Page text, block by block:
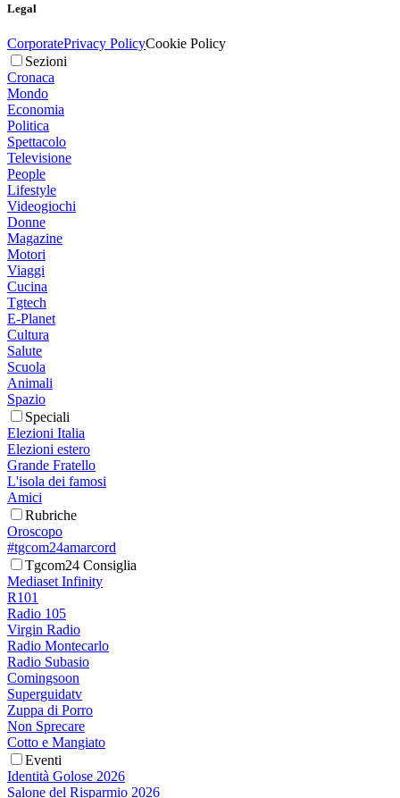
Legal
CorporatePrivacy PolicyCookie Policy
Sezioni
Cronaca
Mondo
Economia
Politica
Spettacolo
Televisione
People
Lifestyle
Videogiochi
Donne
Magazine
Motori
Viaggi
Cucina
Tgtech
E-Planet
Cultura
Salute
Scuola
Animali
Spazio
Speciali
Elezioni Italia
Elezioni estero
Grande Fratello
L'isola dei famosi
Amici
Rubriche
Oroscopo
#tgcom24amarcord
Tgcom24 Consiglia
Mediaset Infinity
R101
Radio 105
Virgin Radio
Radio Montecarlo
Radio Subasio
Comingsoon
Superguidatv
Zuppa di Porro
Non Sprecare
Cotto e Mangiato
Eventi
Identità Golose 2026
Salone del Risparmio 2026